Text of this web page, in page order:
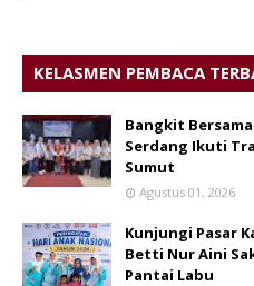
KELASMEN PEMBACA
Bangkit
Serdang Ikuti
Sumut
Agustus 01, 2026
Kunjungi Pasar
Betti Nur Aini
Pantai Labu